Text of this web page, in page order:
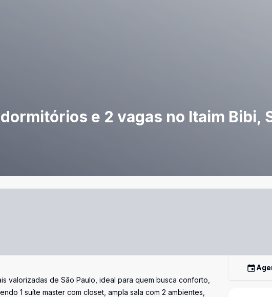
e 2 vagas no Itaim Bibi,
valorizadas de São Paulo, ideal para quem busca conforto,
1 suíte master com closet, ampla sala com 2 ambientes,